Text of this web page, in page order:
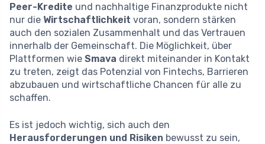
Peer-Kredite und nachhaltige Finanzprodukte nicht
nur die Wirtschaftlichkeit voran, sondern stärken
auch den sozialen Zusammenhalt und das Vertrauen
innerhalb der Gemeinschaft. Die Möglichkeit, über
Plattformen wie Smava direkt miteinander in Kontakt
zu treten, zeigt das Potenzial von Fintechs, Barrieren
abzubauen und wirtschaftliche Chancen für alle zu
schaffen.
Es ist jedoch wichtig, sich auch den
Herausforderungen und Risiken bewusst zu sein,